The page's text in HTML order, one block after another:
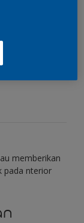
memberikan
pada nterior